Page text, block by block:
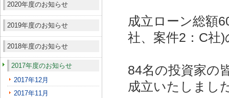
2020年度のお知らせ
2019年度のお知らせ
2018年度のお知らせ
2017年度のお知らせ
2017年12月
2017年11月
成立ローン総額
社、案件2：C社)
84名の投資家の
成立いたしまし